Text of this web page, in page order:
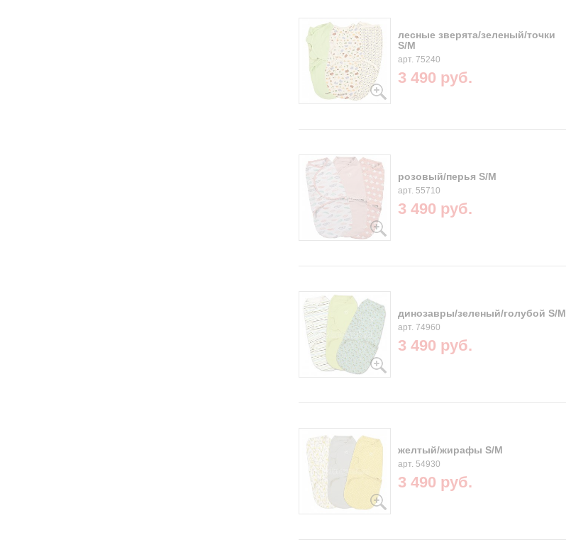
лесные зверята/зеленый/точки
S/M
арт. 75240
3 490 руб.
розовый/перья S/M
арт. 55710
3 490 руб.
динозавры/зеленый/голубой S/M
арт. 74960
3 490 руб.
желтый/жирафы S/M
арт. 54930
3 490 руб.